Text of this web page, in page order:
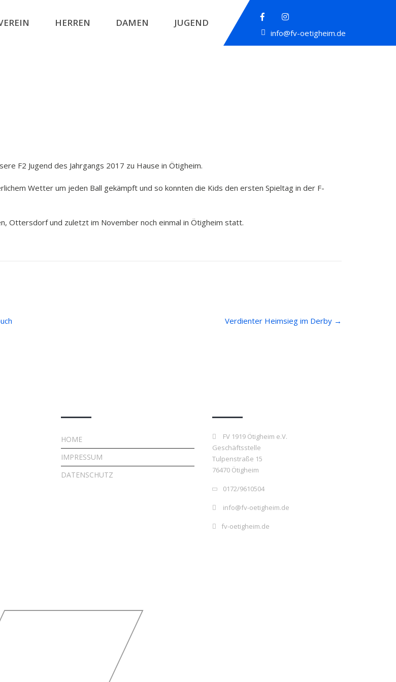
info@fv-oetigheim.de
HERREN DAMEN JUGEND
F2 Jugend des Jahrgangs 2017 zu Hause in Ötigheim.
Wetter um jeden Ball gekämpft und so konnten die Kids den ersten Spieltag in der F-
Ottersdorf und zuletzt im November noch einmal in Ötigheim statt.
Verdienter Heimsieg im Derby →
HOME
IMPRESSUM
DATENSCHUTZ
FV 1919 Ötigheim e.V.
Geschäftsstelle
Tulpenstraße 15
76470 Ötigheim
0172/9610504
info@fv-oetigheim.de
fv-oetigheim.de